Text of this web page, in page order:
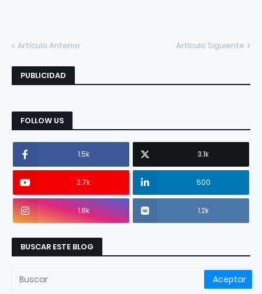
Artículo Anterior Artículo Siguiente
PUBLICIDAD
FOLLOW US
1.5k 3.1k
2.7k 500
1.8k 1.2k
BUSCAR ESTE BLOG